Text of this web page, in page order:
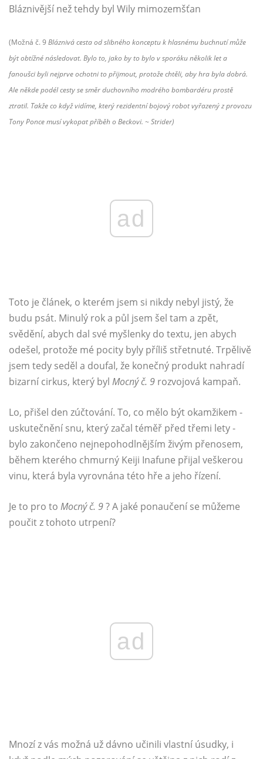
Bláznivější než tehdy byl Wily mimozemšťan
(Možná č. 9Bláznivá cesta od slibného konceptu k hlasnému buchnutí může
být obtížné následovat. Bylo to, jako by to bylo v sporáku několik let a
fanoušci byli nejprve ochotni to přijmout, protože chtěli, aby hra byla dobrá.
Ale někde podél cesty se směr duchovního modrého bombardéru prostě
ztratil. Takže co když vidíme, který rezidentní bojový robot vyřazený z provozu
Tony Ponce musí vykopat příběh o Beckovi. ~ Strider)
ad
Toto je článek, o kterém jsem si nikdy nebyl jistý, že
budu psát. Minulý rok a půl jsem šel tam a zpět,
svědění, abych dal své myšlenky do textu, jen abych
odešel, protože mé pocity byly příliš střetnuté. Trpělivě
jsem tedy seděl a doufal, že konečný produkt nahradí
bizarní cirkus, který byl Mocný č. 9 rozvojová kampaň.
Lo, přišel den zúčtování. To, co mělo být okamžikem -
uskutečnění snu, který začal téměř před třemi lety -
bylo zakončeno nejnepohodlnějším živým přenosem,
během kterého chmurný Keiji Inafune přijal veškerou
vinu, která byla vyrovnána této hře a jeho řízení.
Je to pro to Mocný č. 9? A jaké ponaučení se můžeme
poučit z tohoto utrpení?
ad
Mnozí z vás možná už dávno učinili vlastní úsudky, i